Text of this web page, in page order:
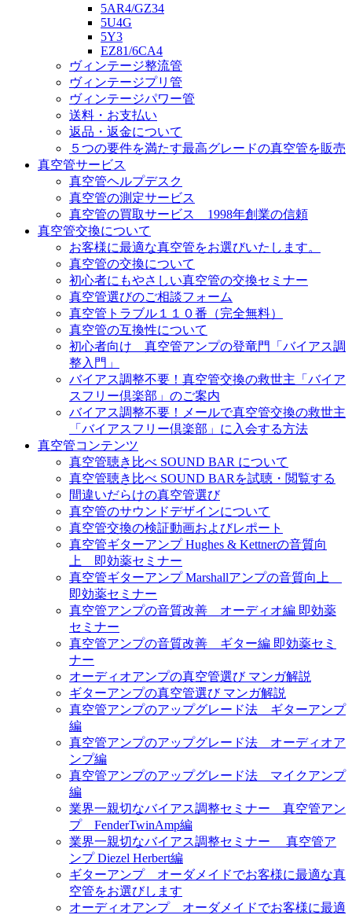
5AR4/GZ34
5U4G
5Y3
EZ81/6CA4
ヴィンテージ整流管
ヴィンテージプリ管
ヴィンテージパワー管
送料・お支払い
返品・返金について
５つの要件を満たす最高グレードの真空管を販売
真空管サービス
真空管ヘルプデスク
真空管の測定サービス
真空管の買取サービス 1998年創業の信頼
真空管交換について
お客様に最適な真空管をお選びいたします。
真空管の交換について
初心者にもやさしい真空管の交換セミナー
真空管選びのご相談フォーム
真空管トラブル１１０番（完全無料）
真空管の互換性について
初心者向け 真空管アンプの登竜門「バイアス調
整入門」
バイアス調整不要！真空管交換の救世主「バイア
スフリー倶楽部」のご案内
バイアス調整不要！メールで真空管交換の救世主
「バイアスフリー倶楽部」に入会する方法
真空管コンテンツ
真空管聴き比べ SOUND BAR について
真空管聴き比べ SOUND BARを試聴・閲覧する
間違いだらけの真空管選び
真空管のサウンドデザインについて
真空管交換の検証動画およびレポート
真空管ギターアンプ Hughes & Kettnerの音質向
上 即効薬セミナー
真空管ギターアンプ Marshallアンプの音質向上
即効薬セミナー
真空管アンプの音質改善 オーディオ編 即効薬
セミナー
真空管アンプの音質改善 ギター編 即効薬セミ
ナー
オーディオアンプの真空管選び マンガ解説
ギターアンプの真空管選び マンガ解説
真空管アンプのアップグレード法 ギターアンプ
編
真空管アンプのアップグレード法 オーディオア
ンプ編
真空管アンプのアップグレード法 マイクアンプ
編
業界一親切なバイアス調整セミナー 真空管アン
プ FenderTwinAmp編
業界一親切なバイアス調整セミナー 真空管ア
ンプ Diezel Herbert編
ギターアンプ オーダメイドでお客様に最適な真
空管をお選びします
オーディオアンプ オーダメイドでお客様に最適